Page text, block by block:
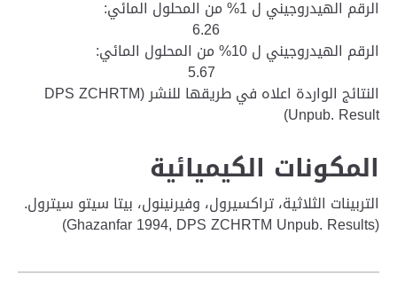
الرقم الهيدروجيني ل 1% من المحلول المائي:
6.26
الرقم الهيدروجيني ل 10% من المحلول المائي:
5.67
النتائج الواردة اعلاه في طريقها للنشر (DPS ZCHRTM
Unpub. Result)
المكونات الكيميائية
التربينات الثلاثية، تراكسيرول، وفيرنينول، بيتا سيتو سيترول.
(Ghazanfar 1994, DPS ZCHRTM Unpub. Results)